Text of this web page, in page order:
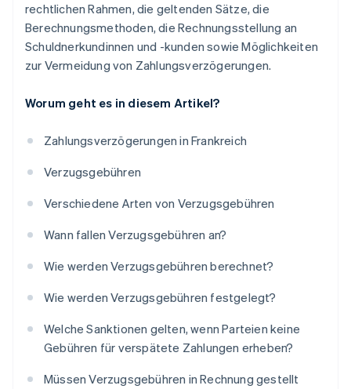
rechtlichen Rahmen, die geltenden Sätze, die
Berechnungsmethoden, die Rechnungsstellung an
Schuldnerkundinnen und -kunden sowie Möglichkeiten
zur Vermeidung von Zahlungsverzögerungen.
Worum geht es in diesem Artikel?
Zahlungsverzögerungen in Frankreich
Verzugsgebühren
Verschiedene Arten von Verzugsgebühren
Wann fallen Verzugsgebühren an?
Wie werden Verzugsgebühren berechnet?
Wie werden Verzugsgebühren festgelegt?
Welche Sanktionen gelten, wenn Parteien keine
Gebühren für verspätete Zahlungen erheben?
Müssen Verzugsgebühren in Rechnung gestellt